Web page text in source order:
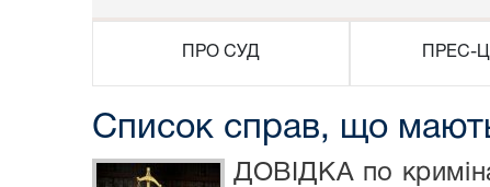
ПРО СУД ПРЕС-
Список справ, що мають
ДОВІДКА по